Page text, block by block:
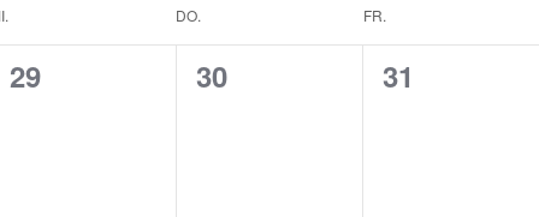
DO. FR.
0
29
0
30
0
31